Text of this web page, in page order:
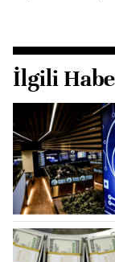
İlgili